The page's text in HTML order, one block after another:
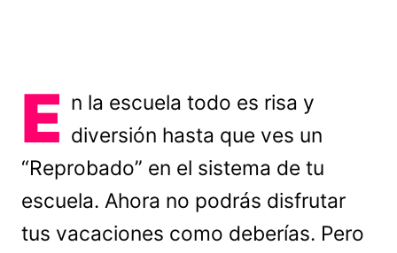
E n la escuela todo es risa y
diversión hasta que ves un
“Reprobado” en el sistema de tu
escuela. Ahora no podrás disfrutar
tus vacaciones como deberías. Pero